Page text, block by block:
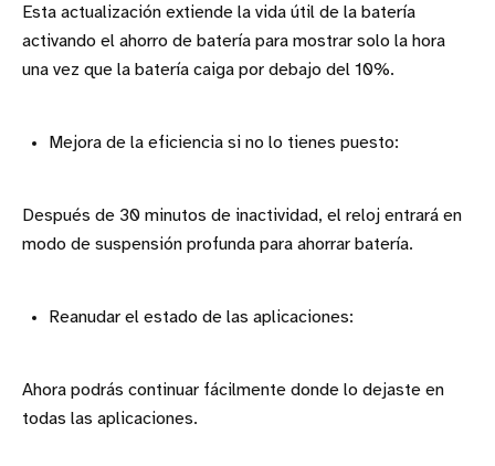
Esta actualización extiende la vida útil de la batería
activando el ahorro de batería para mostrar solo la hora
una vez que la batería caiga por debajo del 10%.
Mejora de la eficiencia si no lo tienes puesto:
Después de 30 minutos de inactividad, el reloj entrará en
modo de suspensión profunda para ahorrar batería.
Reanudar el estado de las aplicaciones:
Ahora podrás continuar fácilmente donde lo dejaste en
todas las aplicaciones.